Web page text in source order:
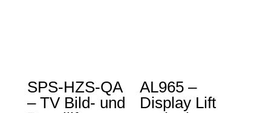
SPS-HZS-QA
– TV Bild- und
AL965 –
Display Lift